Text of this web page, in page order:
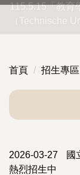
115.5.15「教育
（Technische
首頁 招生專區
2026-03-27
國
熱烈招生中